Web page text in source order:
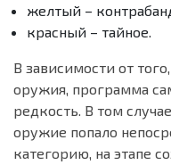
желтый –
красный – тайное.
В зависимости от
оружия, программа
редкость. В том
оружие попало
категорию, на этапе